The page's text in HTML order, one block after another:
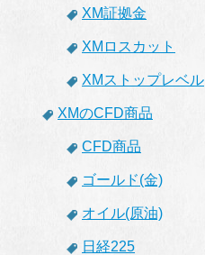
XM証拠金
XMロスカット
XMストップレベル
XMのCFD商品
CFD商品
ゴールド(金)
オイル(原油)
日経225